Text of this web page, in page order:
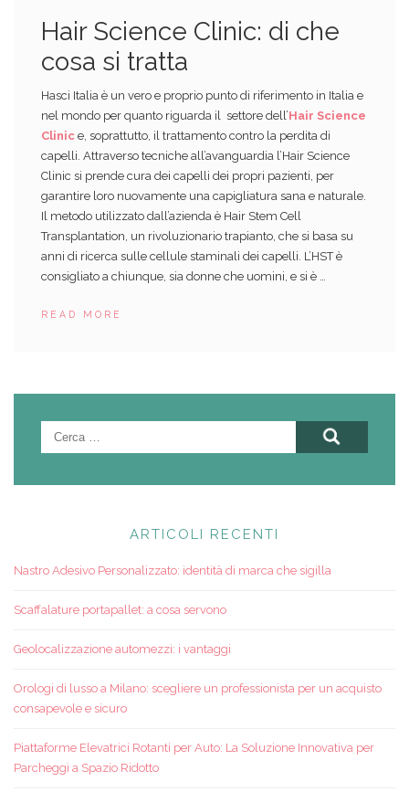
Hair Science Clinic: di che
cosa si tratta
Hasci Italia è un vero e proprio punto di riferimento in Italia e
nel mondo per quanto riguarda il settore dell’Hair Science
Clinic e, soprattutto, il trattamento contro la perdita di
capelli. Attraverso tecniche all’avanguardia l’Hair Science
Clinic si prende cura dei capelli dei propri pazienti, per
garantire loro nuovamente una capigliatura sana e naturale.
Il metodo utilizzato dall’azienda è Hair Stem Cell
Transplantation, un rivoluzionario trapianto, che si basa su
anni di ricerca sulle cellule staminali dei capelli. L’HST è
consigliato a chiunque, sia donne che uomini, e si è …
READ MORE
Ricerca
ARTICOLI RECENTI
Nastro Adesivo Personalizzato: identità di marca che sigilla
Scaffalature portapallet: a cosa servono
Geolocalizzazione automezzi: i vantaggi
Orologi di lusso a Milano: scegliere un professionista per un acquisto
consapevole e sicuro
Piattaforme Elevatrici Rotanti per Auto: La Soluzione Innovativa per
Parcheggi a Spazio Ridotto